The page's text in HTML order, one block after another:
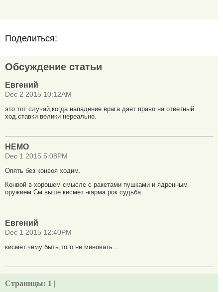
Поделиться:
Обсуждение статьи
Евгений
Dec 2 2015 10:12AM
это тот случай,когда нападение врага дает право на ответный
ход.ставки велики нереально.
НЕМО
Dec 1 2015 5:08PM
Опять без конвоя ходим.
Конвой в хорошем смысле с ракетами пушками и ядренным
оружием.См выше кисмет -карма рок судьба.
Евгений
Dec 1 2015 12:40PM
кисмет.чему быть,того не миновать...
Страницы: 1 |